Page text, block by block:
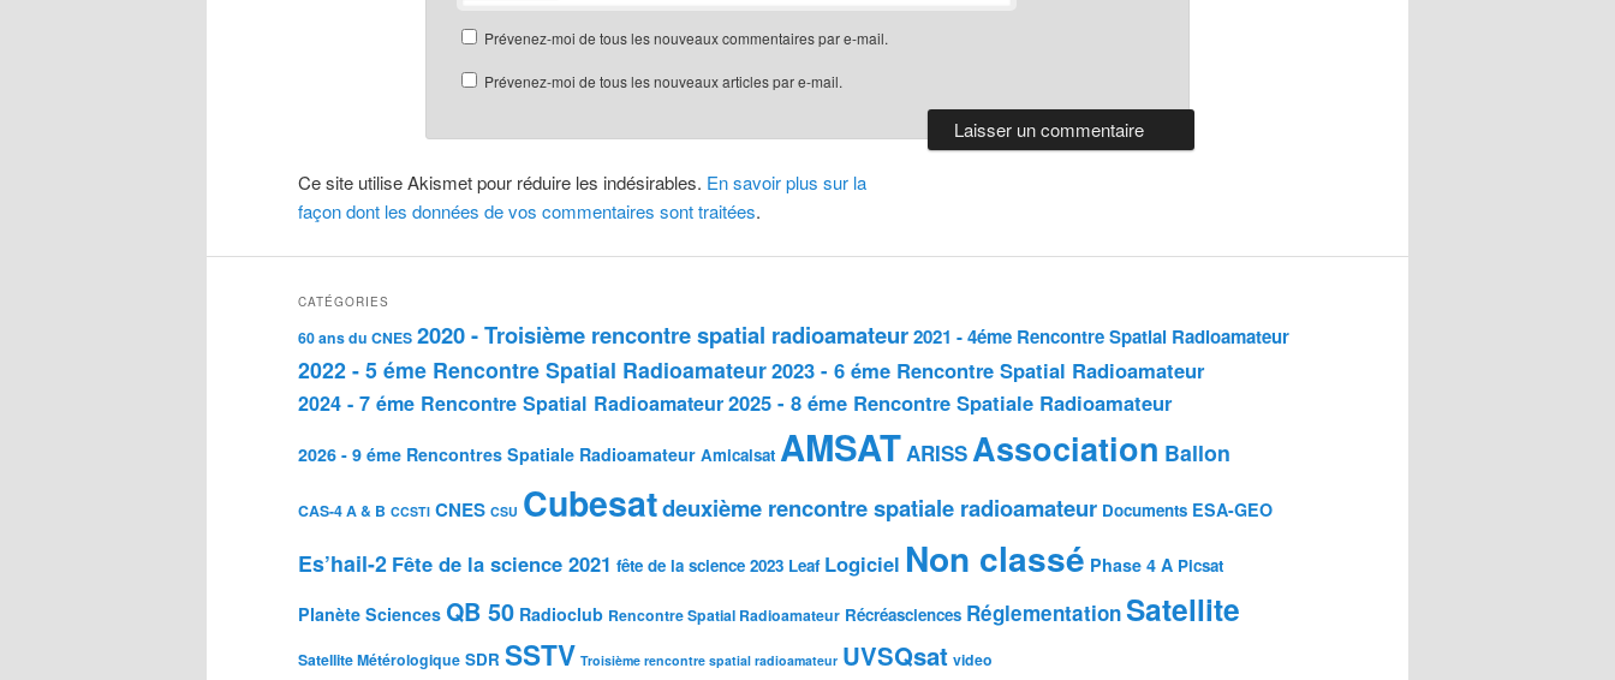
Prévenez-moi de tous les nouveaux commentaires par e-mail.
Prévenez-moi de tous les nouveaux articles par e-mail.
Ce site utilise Akismet pour réduire les indésirables. En savoir plus sur la
façon dont les données de vos commentaires sont traitées.
CATÉGORIES
60 ans du CNES 2020 - Troisième rencontre spatial radioamateur2021 - 4éme Rencontre Spatial Radioamateur
2022 - 5 éme Rencontre Spatial Radioamateur2023 - 6 éme Rencontre Spatial Radioamateur
2024 - 7 éme Rencontre Spatial Radioamateur2025 - 8 éme Rencontre Spatiale Radioamateur
2026 - 9 éme Rencontres Spatiale Radioamateur Amicalsat AMSATARISSAssociation Ballon
CAS-4 A & B CCSTI CNES CSU Cubesatdeuxième rencontre spatiale radioamateur Documents ESA-GEO
Es’hail-2 Fête de la science 2021 fête de la science 2023 Leaf Logiciel Non classé Phase 4 A Picsat
Planète Sciences QB 50 Radioclub Rencontre Spatial Radioamateur Récréasciences RéglementationSatellite
Satellite Métérologique SDR SSTV Troisième rencontre spatial radioamateur UVSQsat video